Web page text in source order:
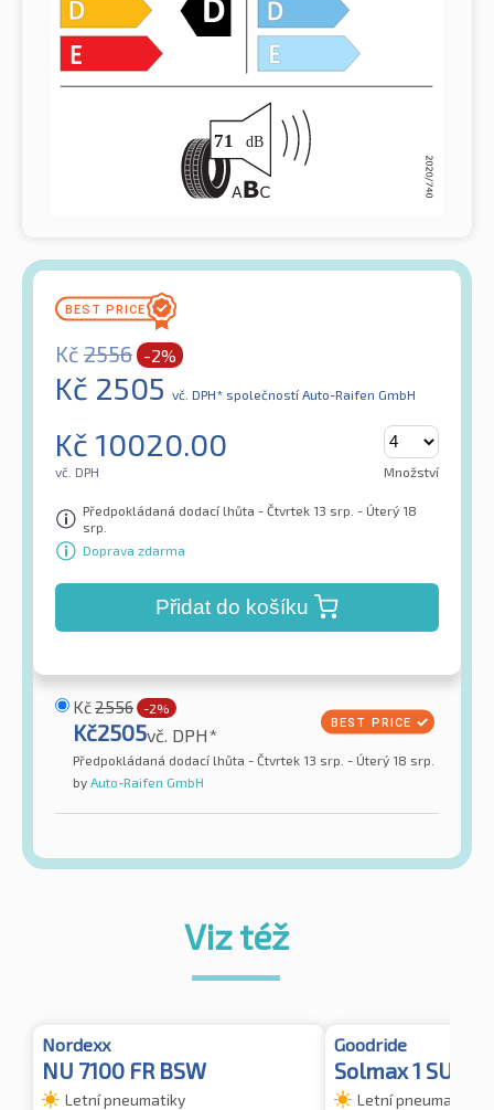
Kč 2556 -2%
Kč 2505 vč. DPH* společností Auto-Raifen GmbH
Kč 10020.00
vč. DPH Množství
Předpokládaná dodací lhůta - Čtvrtek 13 srp. - Úterý 18
srp.
Doprava zdarma
Přidat do košíku
Kč2556 -2%
Kč2505vč. DPH*
Předpokládaná dodací lhůta - Čtvrtek 13 srp. - Úterý 18 srp.
by Auto-Raifen GmbH
Viz též
Nordexx
NU 7100 FR BSW
Letní pneumatiky
Goodride
Solmax 1 SUV
Letní pneumatiky